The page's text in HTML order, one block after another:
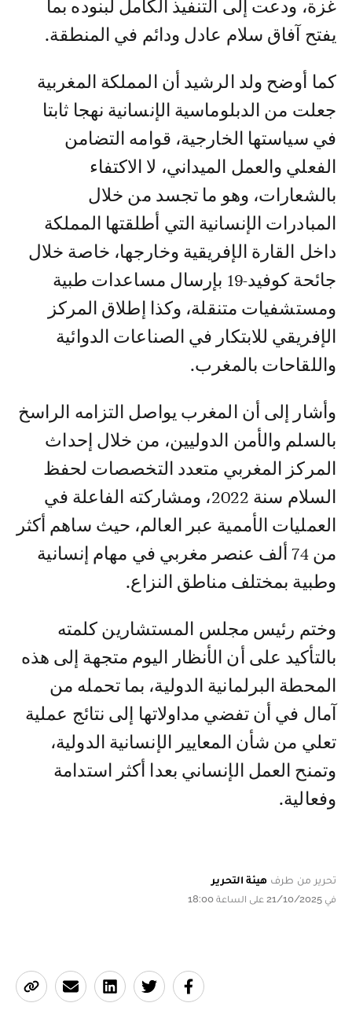
غزة، ودعت إلى التنفيذ الكامل لبنوده بما
يفتح آفاق سلام عادل ودائم في المنطقة.
كما أوضح ولد الرشيد أن المملكة المغربية
جعلت من الدبلوماسية الإنسانية نهجا ثابتا
في سياستها الخارجية، قوامه التضامن
الفعلي والعمل الميداني، لا الاكتفاء
بالشعارات، وهو ما تجسد من خلال
المبادرات الإنسانية التي أطلقتها المملكة
داخل القارة الإفريقية وخارجها، خاصة خلال
جائحة كوفيد-19 بإرسال مساعدات طبية
ومستشفيات متنقلة، وكذا إطلاق المركز
الإفريقي للابتكار في الصناعات الدوائية
واللقاحات بالمغرب.
وأشار إلى أن المغرب يواصل التزامه الراسخ
بالسلم والأمن الدوليين، من خلال إحداث
المركز المغربي متعدد التخصصات لحفظ
السلام سنة 2022، ومشاركته الفاعلة في
العمليات الأممية عبر العالم، حيث ساهم أكثر
من 74 ألف عنصر مغربي في مهام إنسانية
وطبية بمختلف مناطق النزاع.
وختم رئيس مجلس المستشارين كلمته
بالتأكيد على أن الأنظار اليوم متجهة إلى هذه
المحطة البرلمانية الدولية، بما تحمله من
آمال في أن تفضي مداولاتها إلى نتائج عملية
تعلي من شأن المعايير الإنسانية الدولية،
وتمنح العمل الإنساني بعدا أكثر استدامة
وفعالية.
تحرير من طرف هيئة التحرير
في 21/10/2025 على الساعة 18:00